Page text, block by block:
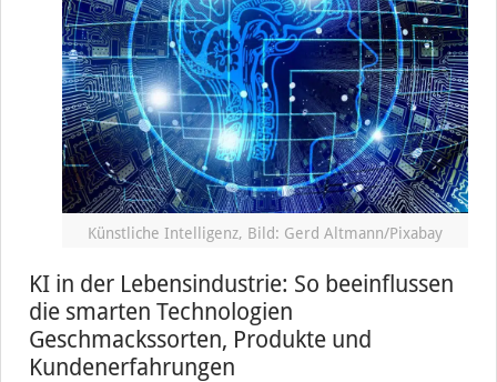
Künstliche Intelligenz, Bild: Gerd Altmann/Pixabay
KI in der Lebensindustrie: So beeinflussen
die smarten Technologien
Geschmackssorten, Produkte und
Kundenerfahrungen